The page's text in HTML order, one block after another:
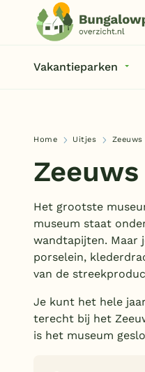
Vakantieparken
Home Uitjes
Het grootste
museum staat
wandtapijten. Maar
porselein,
van de
Je kunt het hele
terecht bij het
is het museum